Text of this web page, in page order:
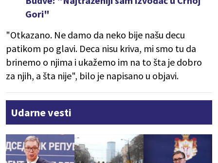
Gori"
"Otkazano. Ne damo da neko bije našu decu
patikom po glavi. Deca nisu kriva, mi smo tu da
brinemo o njima i ukažemo im na to šta je dobro
za njih, a šta nije", bilo je napisano u objavi.
Udarne vesti